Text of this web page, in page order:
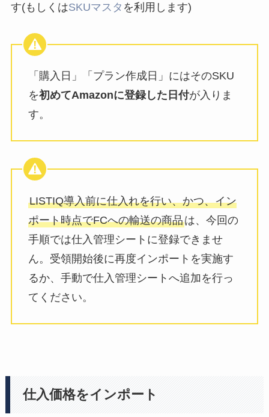
す(もしくはSKUマスタ を利用します)
「購入日」「プラン作成日」にはそのSKU
を初めてAmazonに登録した日付が入りま
す。
LISTIQ導入前に仕入れを行い、かつ、イン
ポート時点でFCへの輸送の商品は、今回の
手順では仕入管理シートに登録できませ
ん。受領開始後に再度インポートを実施す
るか、手動で仕入管理シートへ追加を行っ
てください。
仕入価格をインポート